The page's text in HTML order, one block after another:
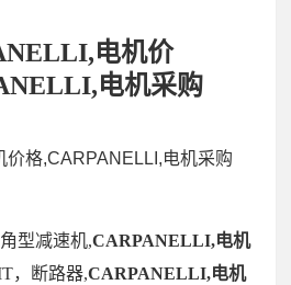
电机价
电机采购
价格,CARPANELLI,电机采购
型减速机,CARPANELLI,电机
，断路器,CARPANELLI,电机